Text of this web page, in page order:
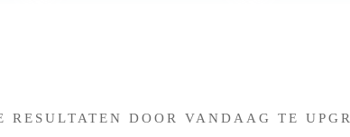
RESULTATEN DOOR VANDAAG TE